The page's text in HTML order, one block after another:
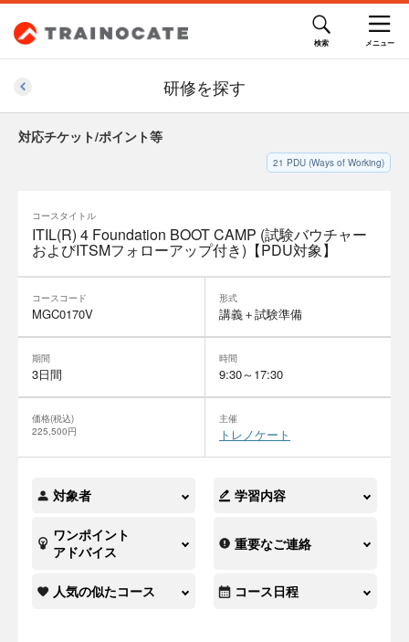
研修を探す
対応チケット/ポイント等
21 PDU (Ways of Working)
コースタイトル
ITIL(R) 4 Foundation BOOT CAMP (試験バウチャー
およびITSMフォローアップ付き)【PDU対象】
コースコード
MGC0170V
形式
講義＋試験準備
期間
3日間
時間
9:30～17:30
価格(税込)
225,500円
主催
トレノケート
対象者 学習内容
ワンポイント
アドバイス
重要なご連絡
人気の似たコース コース日程